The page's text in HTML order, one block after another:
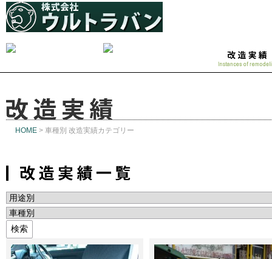
HOME > 車種別 改造実績カテゴリー